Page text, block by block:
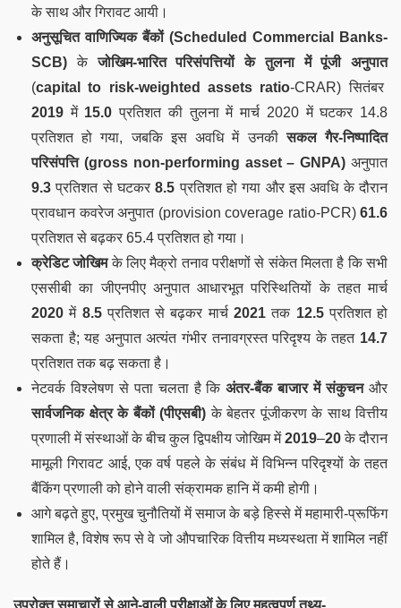
के साथ और गिरावट आयी।
अनुसूचित वाणिज्यिक बैंकों (Scheduled Commercial Banks-
SCB) केजोखिम-भारित परिसंपत्तियों के तुलना में पूंजी अनुपात
(capital to risk-weighted assets ratio-CRAR) सितंबर
2019में 15.0प्रतिशत की तुलना में मार्च 2020 में घटकर 14.8
प्रतिशत हो गया, जबकि इस अवधि में उनकीसकल गैर-निष्पादित
परिसंपत्ति (gross non-performing asset – GNPA) अनुपात
9.3प्रतिशत से घटकर8.5 प्रतिशत हो गया और इस अवधि के दौरान
प्रावधान कवरेज अनुपात (provision coverage ratio-PCR) 61.6
प्रतिशत से बढ़कर 65.4 प्रतिशत हो गया।
क्रेडिट जोखिमके लिए मैक्रो तनाव परीक्षणों से संकेत मिलता है कि सभी
एससीबी का जीएनपीए अनुपात आधारभूत परिस्थितियों के तहत मार्च
2020में 8.5प्रतिशत से बढ़कर मार्च 2021तक 12.5प्रतिशत हो
सकता है; यह अनुपात अत्यंत गंभीर तनावग्रस्त परिदृश्य के तहत 14.7
प्रतिशत तक बढ़ सकता है।
नेटवर्क विश्लेषण से पता चलता है किअंतर-बैंक बाजार में संकुचनऔर
सार्वजनिक क्षेत्र के बैंकों (पीएसबी)के बेहतर पूंजीकरण के साथ वित्तीय
प्रणाली में संस्थाओं के बीच कुल द्विपक्षीय जोखिम में2019–20के दौरान
मामूली गिरावट आई, एक वर्ष पहले के संबंध में विभिन्न परिदृश्यों के तहत
बैंकिंग प्रणाली को होने वाली संक्रामक हानि में कमी होगी।
आगे बढ़ते हुए, प्रमुख चुनौतियों में समाज के बड़े हिस्से में महामारी-प्रूफिंग
शामिल है, विशेष रूप से वे जो औपचारिक वित्तीय मध्यस्थता में शामिल नहीं
होते हैं।
उपरोक्त समाचारों से आने-वाली परीक्षाओं के लिए महत्वपूर्ण तथ्य-